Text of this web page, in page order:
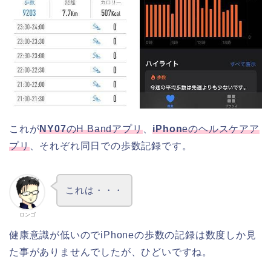
これがNY07のH Bandアプリ、iPhoneのヘルスケアア
プリ、それぞれ同日での歩数記録です。
ロンゴ
これは・・・
健康意識が低いのでiPhoneの歩数の記録は数度しか見
た事がありませんでしたが、ひどいですね。